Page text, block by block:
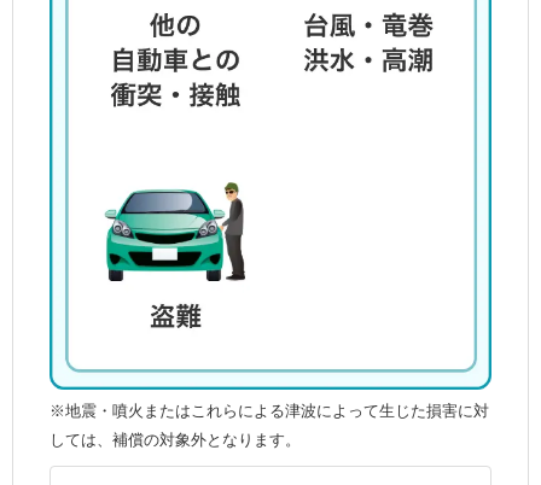
※地震・噴火またはこれらによる津波によって生じた損害に対
しては、補償の対象外となります。